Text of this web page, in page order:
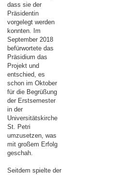
dass sie der
Präsidentin
vorgelegt werden
konnten. Im
September 2018
befürwortete das
Präsidium das
Projekt und
entschied, es
schon im Oktober
für die Begrüßung
der Erstsemester
in der
Universitätskirche
St. Petri
umzusetzen, was
mit großem Erfolg
geschah.
Seitdem spielte der